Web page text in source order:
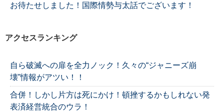
お待たせしました！国際情勢与太話でございます！
アクセスランキング
自ら破滅への扉を全力ノック！久々の“ジャニーズ崩
壊”情報がアツい！！
合併！しかし片方は死にかけ！頓挫するかもしれない発
表済経営統合のウラ！